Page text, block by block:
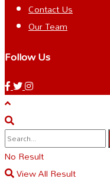
Contact Us
Our Team
Follow Us
No Result
View All Result